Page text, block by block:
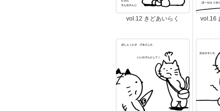
vol.12 きどあいらく vol.16